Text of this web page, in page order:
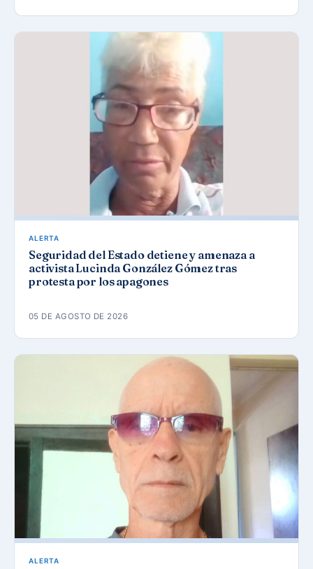
ALERTA
Seguridad del Estado detiene y amenaza a
activista Lucinda González Gómez tras
protesta por los apagones
05 DE AGOSTO DE 2026
ALERTA